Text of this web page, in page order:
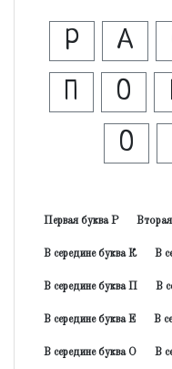
Р А
П
О
О
Первая буква Р
В середине буква К В
В середине буква П В
В середине буква Е В
В середине буква О В